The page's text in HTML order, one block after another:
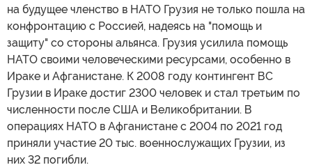
на будущее членство в НАТО Грузия не только пошла на
конфронтацию с Россией, надеясь на "помощь и
защиту" со стороны альянса. Грузия усилила помощь
НАТО своими человеческими ресурсами, особенно в
Ираке и Афганистане. К 2008 году контингент ВС
Грузии в Ираке достиг 2300 человек и стал третьим по
численности после США и Великобритании. В
операциях НАТО в Афганистане с 2004 по 2021 год
приняли участие 20 тыс. военнослужащих Грузии, из
них 32 погибли.